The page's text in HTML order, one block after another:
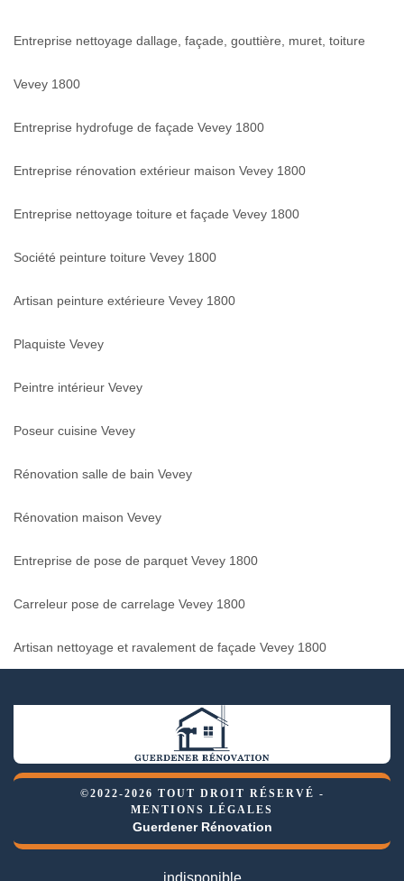
Entreprise nettoyage dallage, façade, gouttière, muret, toiture
Vevey 1800
Entreprise hydrofuge de façade Vevey 1800
Entreprise rénovation extérieur maison Vevey 1800
Entreprise nettoyage toiture et façade Vevey 1800
Société peinture toiture Vevey 1800
Artisan peinture extérieure Vevey 1800
Plaquiste Vevey
Peintre intérieur Vevey
Poseur cuisine Vevey
Rénovation salle de bain Vevey
Rénovation maison Vevey
Entreprise de pose de parquet Vevey 1800
Carreleur pose de carrelage Vevey 1800
Artisan nettoyage et ravalement de façade Vevey 1800
©2022-2026 TOUT DROIT RÉSERVÉ -
MENTIONS LÉGALES
Guerdener Rénovation
indisponible